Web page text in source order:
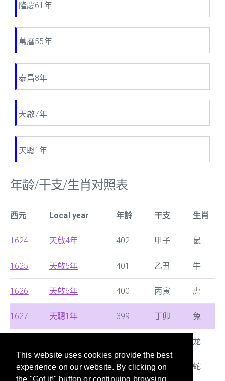
This website uses cookies provide the best
experience on our website. By clicking on
隆慶61年
萬曆55年
泰昌8年
天啟7年
天聰1年
年龄/干支/生肖对照表
西元 Local year 年龄 干支 生肖
1624 天啟4年 402 甲子 鼠
1625 天啟5年 401 乙丑 牛
1626 天啟6年 400 丙寅 虎
1627 天聰1年 399 丁卯 兔
龙
1629 崇禎2年 397 己巳 蛇